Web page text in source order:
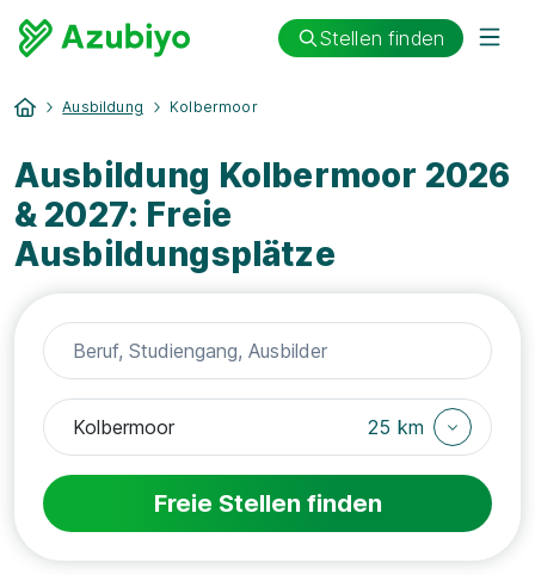
Stellen finden
Ausbildung Kolbermoor
Ausbildung Kolbermoor 2026
& 2027: Freie
Ausbildungsplätze
25 km
Freie Stellen finden